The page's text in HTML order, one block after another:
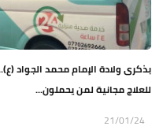
بذكرى ولادة الإمام محمد الجواد
للعلاج مجانية لمن يحملون...
21/01/24